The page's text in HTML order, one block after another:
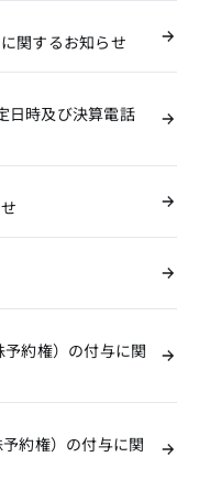
関するお知らせ
日時及び決算電話
約権）の付与に関
約権）の付与に関